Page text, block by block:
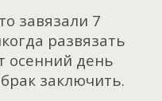
завязали 7
развязать
осенний день
заключить.